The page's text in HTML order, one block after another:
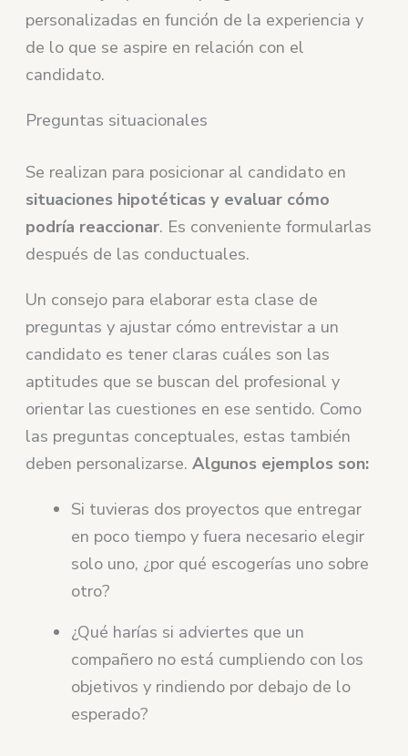
personalizadas en función de la experiencia y
de lo que se aspire en relación con el
candidato.
Preguntas situacionales
Se realizan para posicionar al candidato en
situaciones hipotéticas y evaluar cómo
podría reaccionar. Es conveniente formularlas
después de las conductuales.
Un consejo para elaborar esta clase de
preguntas y ajustar cómo entrevistar a un
candidato es tener claras cuáles son las
aptitudes que se buscan del profesional y
orientar las cuestiones en ese sentido. Como
las preguntas conceptuales, estas también
deben personalizarse.Algunos ejemplos son:
Si tuvieras dos proyectos que entregar
en poco tiempo y fuera necesario elegir
solo uno, ¿por qué escogerías uno sobre
otro?
¿Qué harías si adviertes que un
compañero no está cumpliendo con los
objetivos y rindiendo por debajo de lo
esperado?